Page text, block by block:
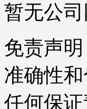
暂无公司
免责声
准确性
任何保